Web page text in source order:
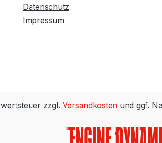
Datenschutz
Impressum
zzgl. Versandkosten und ggf.